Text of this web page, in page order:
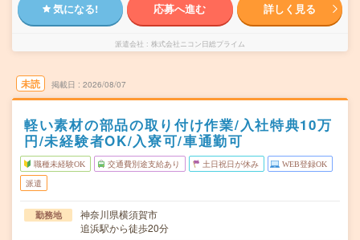
気になる! 応募へ進む 詳しく見る
派遣会社 株式会社ニコン日総プライム
未読 掲載日 2026/08/07
軽い素材の部品の取り付け作業/入社特典10万
円/未経験者OK/入寮可/車通勤可
職種未経験OK 交通費別途支給あり 土日祝日が休み WEB登録OK
派遣
勤務地
神奈川県横須賀市
追浜駅から徒歩20分